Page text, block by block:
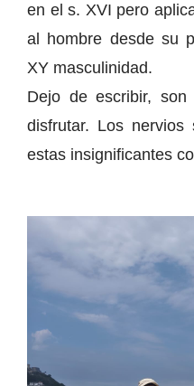
en el s. XVI pero
al hombre desde su
XY masculinidad.
Dejo de escribir,
disfrutar. Los
estas insignificantes